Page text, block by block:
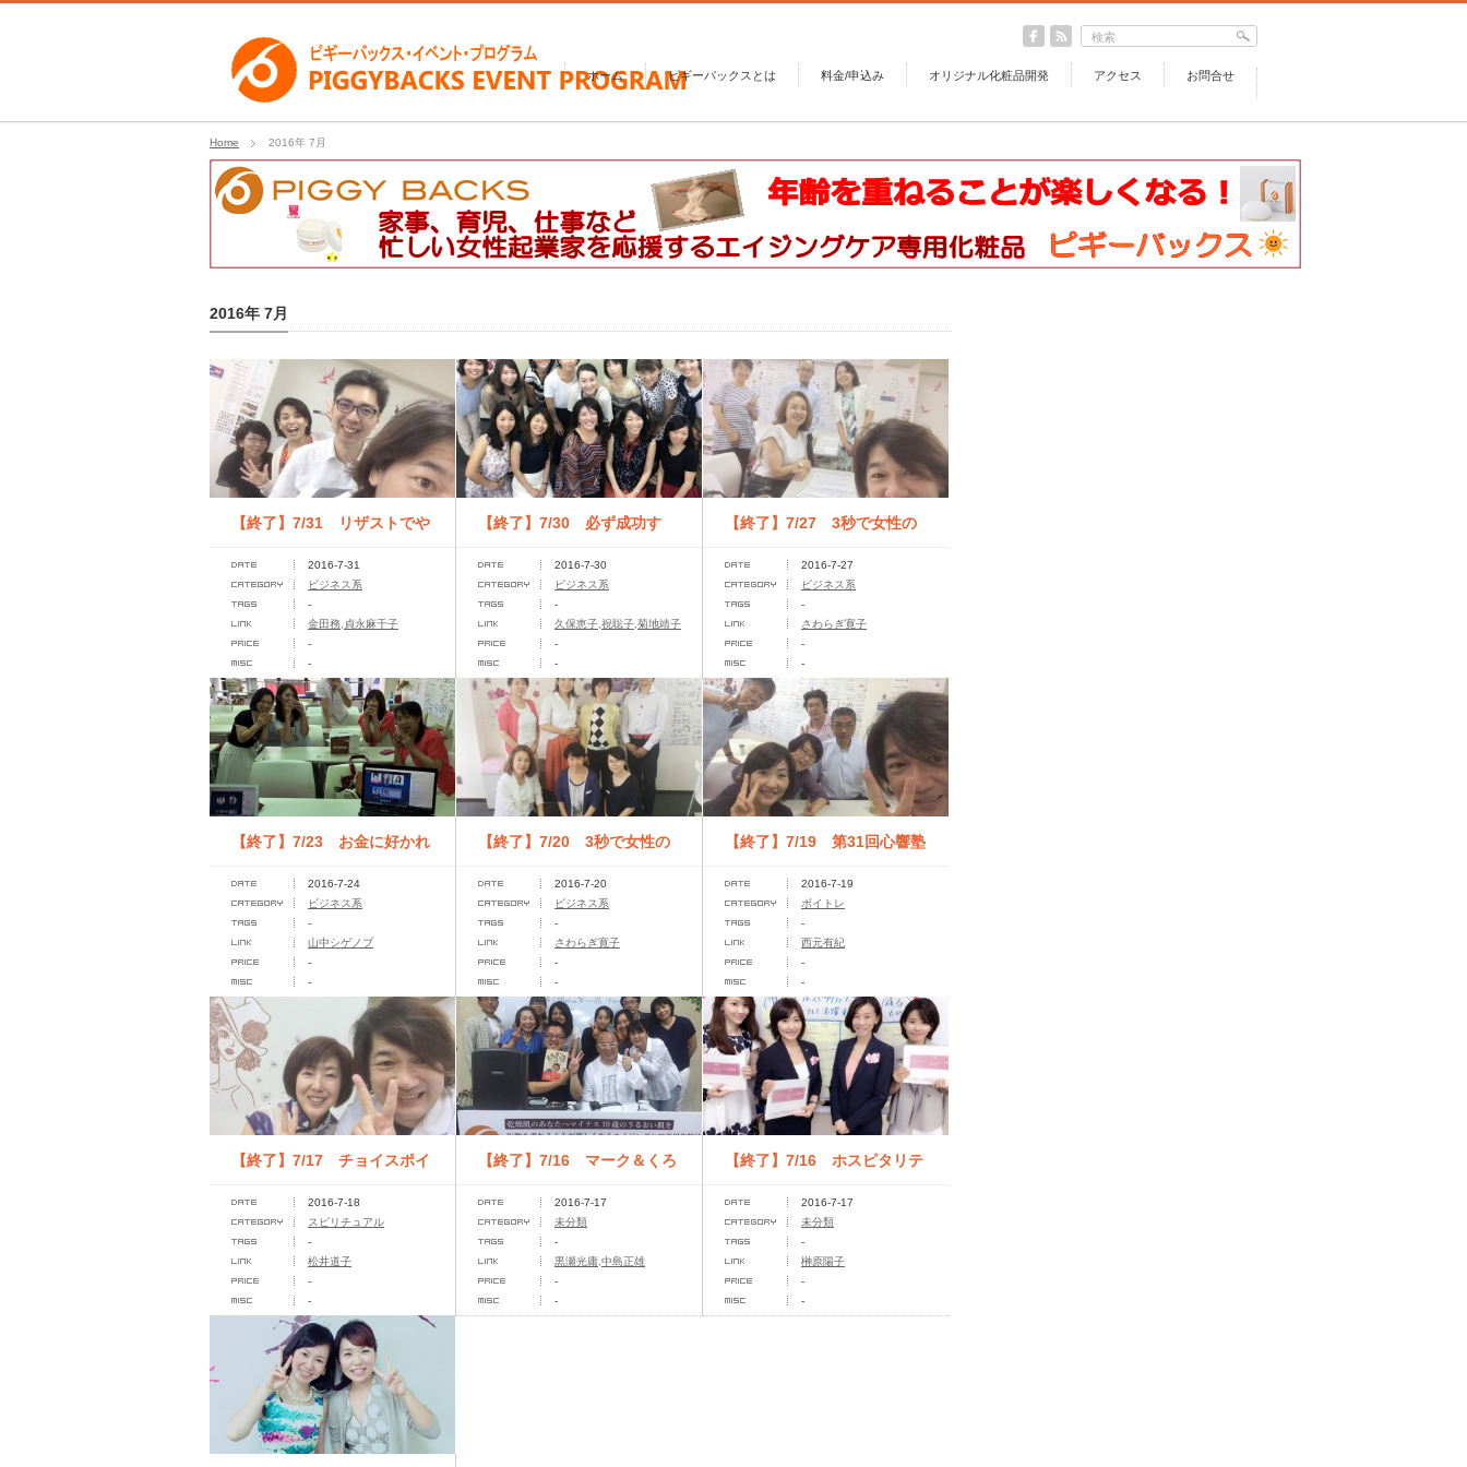
ホーム ピギーバックスとは 料金/申込み オリジナル化粧品開発 アクセス お問合せ
Home 2016年 7月
2016年 7月
【終了】7/31 リザストでや
る！ステップマーケティング
&#...
2016-7-31
ビジネス系
-
金田務,貞永麻千子
-
-
【終了】7/30 必ず成功す
る！起業のファーストステッ
プセミ...
2016-7-30
ビジネス系
-
久保恵子,祝聡子,菊地靖子
-
-
【終了】7/27 3秒で女性の
心をつかむ文章で、売上アッ
プの...
2016-7-27
ビジネス系
-
さわらぎ寛子
-
-
【終了】7/23 お金に好かれ
るアカデミー
2016-7-24
ビジネス系
-
山中シゲノブ
-
-
【終了】7/20 3秒で女性の
心をつかむ文章で売上アップ
のそ...
2016-7-20
ビジネス系
-
さわらぎ寛子
-
-
【終了】7/19 第31回心響塾
～心と声のチューニング♪～
2016-7-19
ボイトレ
-
西元有紀
-
-
【終了】7/17 チョイスポイ
ントセミナー
2016-7-18
スピリチュアル
-
松井道子
-
-
【終了】7/16 マーク＆くろ
ちゃんのワクワク革命
2016-7-17
未分類
-
黒瀬光庸,中島正雄
-
-
【終了】7/16 ホスピタリテ
ィコンサルタント養成講座
2016-7-17
未分類
-
榊原陽子
-
-